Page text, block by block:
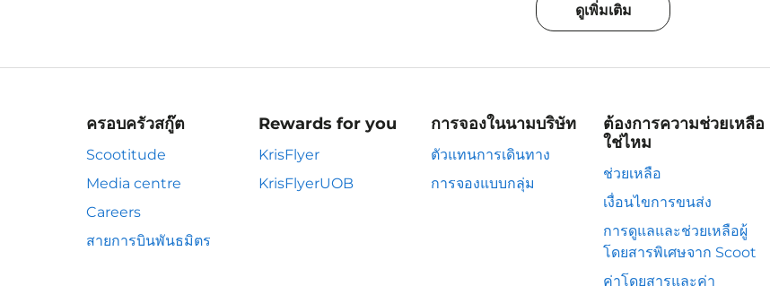
ดูเพิ่มเติม
ครอบครัวสกู๊ต
Scootitude
Media centre
Careers
สายการบินพันธมิตร
Rewards for you
KrisFlyer
KrisFlyerUOB
การจองในนามบริษัท
ตัวแทนการเดินทาง
การจองแบบกลุ่ม
ต้องการความช่วยเหลือ
ใช่ไหม
ช่วยเหลือ
เงื่อนไขการขนส่ง
การดูแลและช่วยเหลือผู้
โดยสารพิเศษจาก Scoot
ค่าโดยสารและค่า